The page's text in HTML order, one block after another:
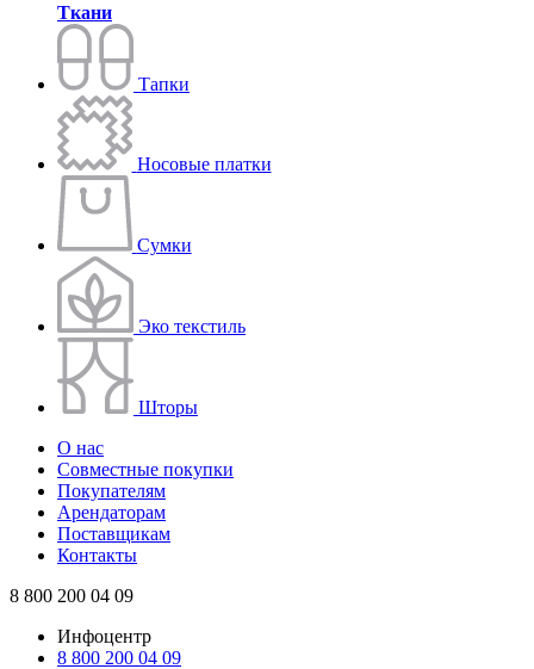
Ткани
Тапки
Носовые платки
Сумки
Эко текстиль
Шторы
О нас
Совместные покупки
Покупателям
Арендаторам
Поставщикам
Контакты
8 800 200 04 09
Инфоцентр
8 800 200 04 09